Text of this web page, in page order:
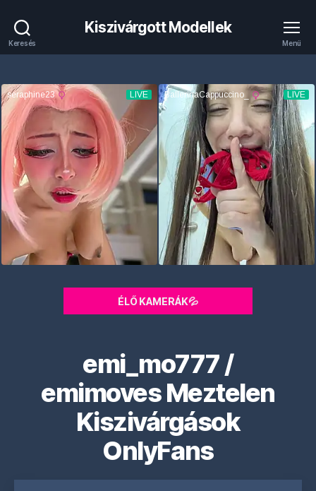
Keresés
Kiszivárgott Modellek
Menü
ÉLŐ KAMERÁK💦
emi_mo777 /
emimoves Meztelen
Kiszivárgások
OnlyFans